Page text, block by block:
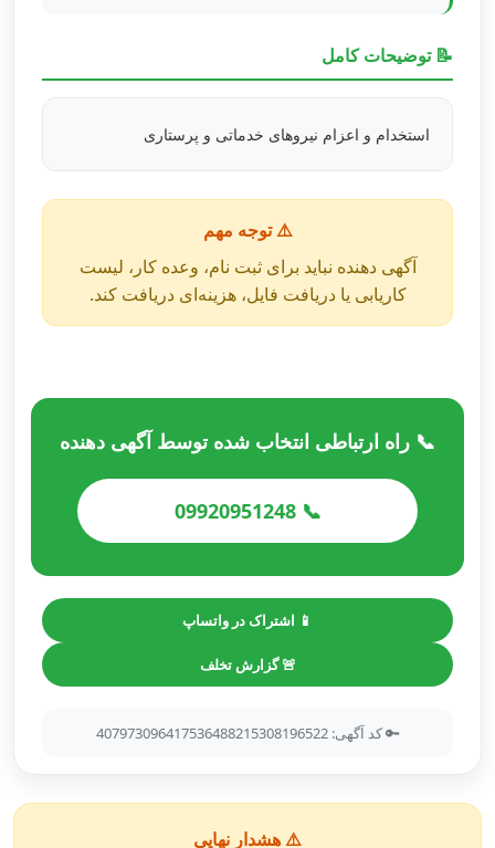
📝 توضیحات کامل
استخدام و اعزام نیروهای خدماتی و پرستاری
⚠️ توجه مهم
آگهی دهنده نباید برای ثبت نام، وعده کار، لیست
کاریابی یا دریافت فایل، هزینه‌ای دریافت کند.
📞 راه ارتباطی انتخاب شده توسط آگهی دهنده
📞 09920951248
📱 اشتراک در واتساپ
🚨 گزارش تخلف
🔑 کد آگهی: 407973096417536488215308196522
⚠️ هشدار نهایی